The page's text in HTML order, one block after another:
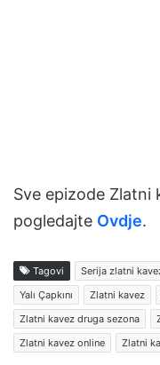
Sve epizode Zlatni
pogledajte Ovdje.
Tagovi Serija zlatni
Yalı Çapkını
Zlatni kavez
Zlatni kavez druga sezona
Zlatni kavez online
Zlatni